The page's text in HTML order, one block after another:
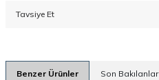
Tavsiye Et
Benzer Ürünler Son Bakılanlar